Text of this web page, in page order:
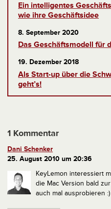
Ein intelligentes
wie ihre Geschäftsidee
8. September 2020
Das Geschäftsmodell für
19. Dezember 2018
Als Start-up über die
geht’s!
1 Kommentar
Dani Schenker
25. August 2010 um 20:36
KeyLemon interessiert
die Mac Version bald
auch mal ausprobieren :)